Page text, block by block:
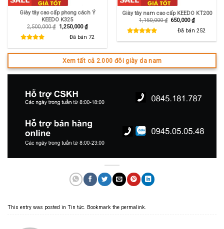
Giày tây cao cấp phong cách Ý
KEEDO K325
2,500,000₫ Giá
gốc
1,250,000₫Giá
hiện
tại
Đã bán 72
Giày tây nam cao cấp KEEDO KT200
1,150,000₫ Giá
650,000₫Giá
hiện
tại
Đã bán 252
Xem tất cả 2.000 đôi giày da nam
This entry was posted in Tin tức . Bookmark the permalink